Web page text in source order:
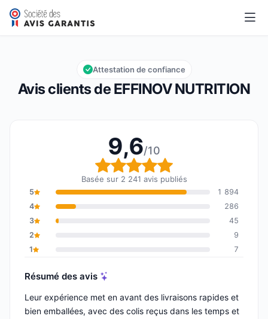
EFFINOV NUTRITION
Note globale : 9,6 sur 10
9,6/10
Avis clients de EFFINOV NUTRITION
Attestation de confiance
9,6/10
Note globale : 9,6 sur
Basée sur 2 241 avis publiés
5
1 894
4
286
3
45
2
9
1
7
Résumé des avis
Leur expérience met en avant des livraisons rapides et
bien emballées, avec des colis reçus dans les temps et